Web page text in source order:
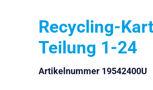
Recycling-
Teilung 1-24
Artikelnummer 19542400U